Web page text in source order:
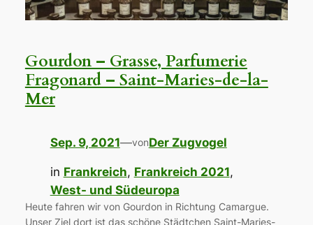
Gourdon – Grasse, Parfumerie
Fragonard – Saint-Maries-de-la-
Mer
Sep. 9, 2021—vonDer Zugvogel
in Frankreich, Frankreich 2021
West- und Südeuropa
Heute fahren wir von Gourdon in Richtung Camargue.
Unser Ziel dort ist das schöne Städtchen Saint-Maries-